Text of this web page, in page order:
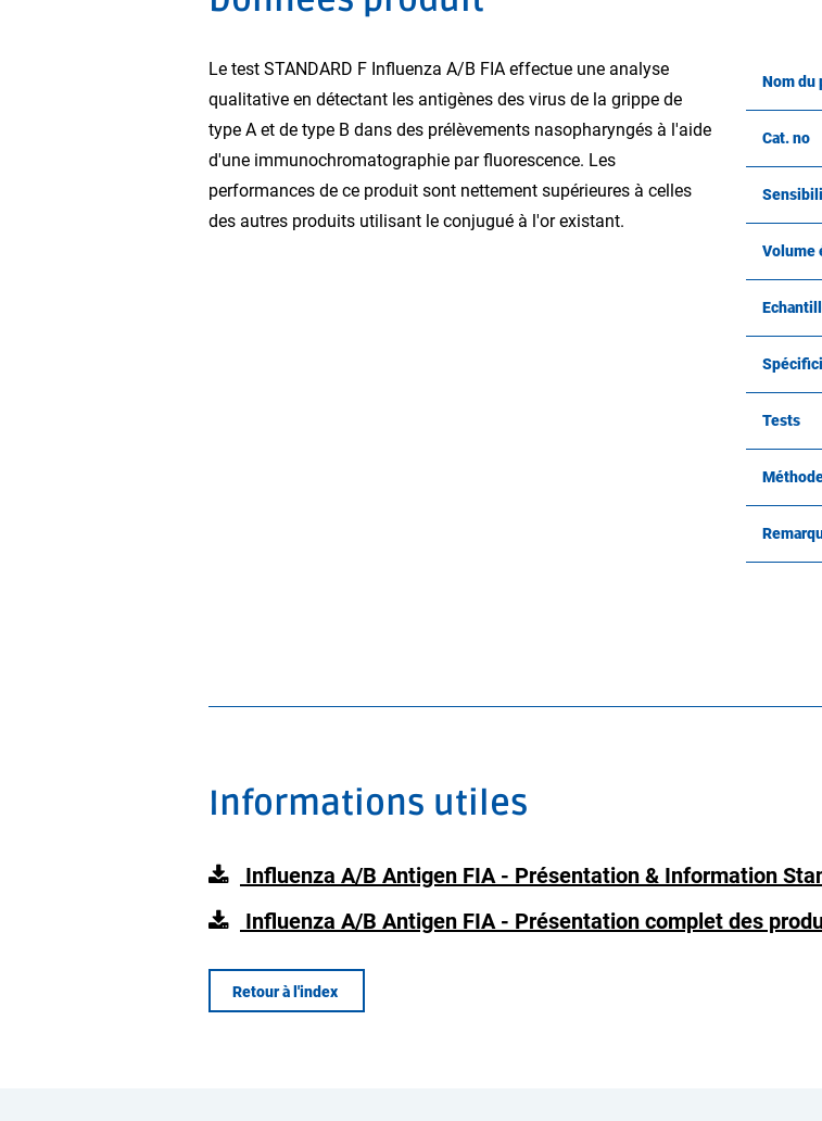
Le test STANDARD F Influenza A/B FIA effectue une analyse
qualitative en détectant les antigènes des virus de la grippe de
type A et de type B dans des prélèvements nasopharyngés à l'aide
d'une immunochromatographie par fluorescence. Les
performances de ce produit sont nettement supérieures à celles
des autres produits utilisant le conjugué à l'or existant.
Nom du
Cat. no
Volume
Tests
Informations utiles
Influenza A/B Antigen FIA - Présentation & Information
Influenza A/B Antigen FIA - Présentation complet des
Retour à l'index